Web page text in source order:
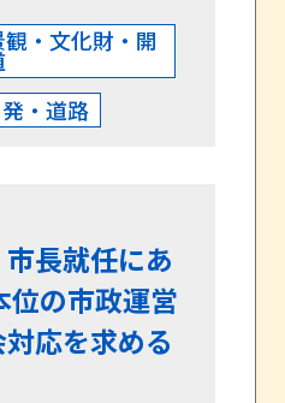
・文化財・開
・道路
市長就任にあ
位の市政運営
応を求める